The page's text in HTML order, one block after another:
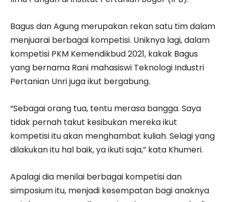
Bagus dan Agung merupakan rekan satu tim dalam
menjuarai berbagai kompetisi. Uniknya lagi, dalam
kompetisi PKM Kemendikbud 2021, kakak Bagus
yang bernama Rani mahasiswi Teknologi Industri
Pertanian Unri juga ikut bergabung.
“Sebagai orang tua, tentu merasa bangga. Saya
tidak pernah takut kesibukan mereka ikut
kompetisi itu akan menghambat kuliah. Selagi yang
dilakukan itu hal baik, ya ikuti saja,” kata Khumeri.
Apalagi dia menilai berbagai kompetisi dan
simposium itu, menjadi kesempatan bagi anaknya